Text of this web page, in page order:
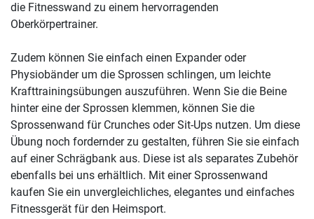
die Fitnesswand zu einem hervorragenden
Oberkörpertrainer.
Zudem können Sie einfach einen Expander oder
Physiobänder um die Sprossen schlingen, um leichte
Krafttrainingsübungen auszuführen. Wenn Sie die Beine
hinter eine der Sprossen klemmen, können Sie die
Sprossenwand für Crunches oder Sit-Ups nutzen. Um diese
Übung noch fordernder zu gestalten, führen Sie sie einfach
auf einer Schrägbank aus. Diese ist als separates Zubehör
ebenfalls bei uns erhältlich. Mit einer Sprossenwand
kaufen Sie ein unvergleichliches, elegantes und einfaches
Fitnessgerät für den Heimsport.